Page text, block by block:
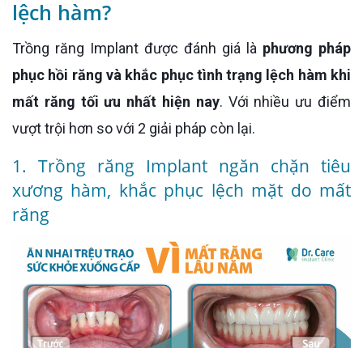
lệch hàm?
Trồng răng Implant được đánh giá là phương pháp
phục hồi răng và khắc phục tình trạng lệch hàm khi
mất răng tối ưu nhất hiện nay. Với nhiều ưu điểm
vượt trội hơn so với 2 giải pháp còn lại.
1. Trồng răng Implant ngăn chặn tiêu
xương hàm, khắc phục lệch mặt do mất
răng